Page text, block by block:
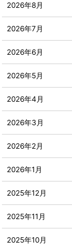
2026年8月
2026年7月
2026年6月
2026年5月
2026年4月
2026年3月
2026年2月
2026年1月
2025年12月
2025年11月
2025年10月